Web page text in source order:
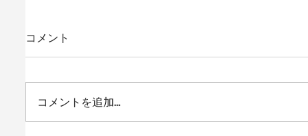
コメント
コメントを追加…